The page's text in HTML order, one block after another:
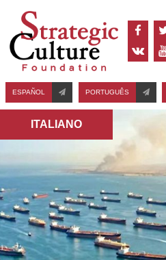
ESPAÑOL PORTUGUÊS
ITALIANO